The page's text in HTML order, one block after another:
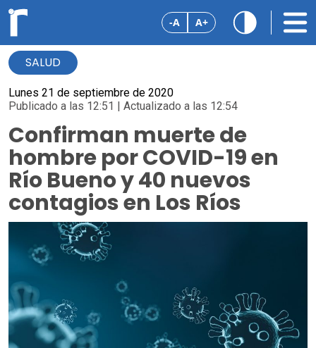
-A A+
SALUD
Lunes 21 de septiembre de 2020
Publicado a las 12:51 | Actualizado a las 12:54
Confirman muerte de
hombre por COVID-19 en
Río Bueno y 40 nuevos
contagios en Los Ríos